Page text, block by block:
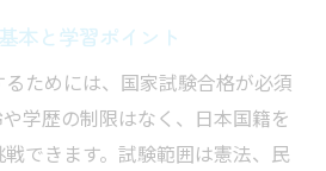
う地域連携と異文化支援の実
が多文化共生に与える影響
進する外国人支援の最前線
本と学習ポイント
ためには、国家試験合格が必須
学歴の制限はなく、日本国籍を
できます。試験範囲は憲法、民